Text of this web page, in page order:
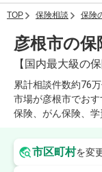
TOP 保険相談 保険
彦根市の
【国内最大級の
累計相談件数約76
市場が彦根市でお
保険、がん保険、
市区町村を変